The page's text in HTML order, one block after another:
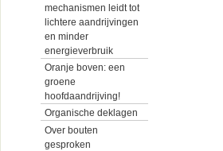
mechanismen leidt tot
lichtere aandrijvingen
en minder
energieverbruik
Oranje boven: een
groene
hoofdaandrijving!
Organische deklagen
Over bouten
gesproken